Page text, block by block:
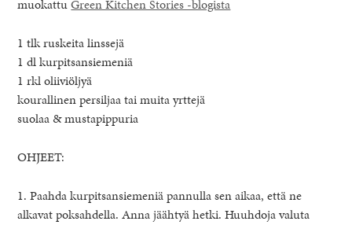
muokattuGreen Kitchen Stories -blogista
1 tlk ruskeita linssejä
1 dl kurpitsansiemeniä
1 rkl oliiviöljyä
kourallinen persiljaa tai muita yrttejä
suolaa & mustapippuria
OHJEET:
1. Paahda kurpitsansiemeniä pannulla sen aikaa, että ne
alkavat poksahdella. Anna jäähtyä hetki. Huuhdoja valuta